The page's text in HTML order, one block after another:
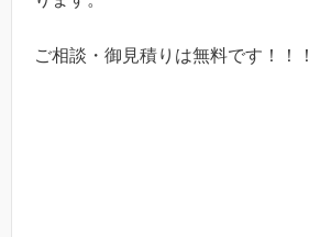
ご相談・御見積りは無料です！！！